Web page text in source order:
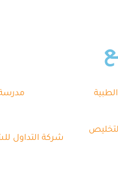
مدرسة
شركة التداول